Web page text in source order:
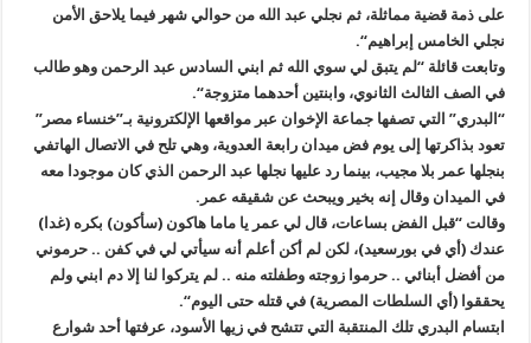
على ذمة قضية مماثلة، ثم نجلي عبد الله من حوالي شهر فيما يلاحق الأمن
نجلي الخامس إبراهيم“.
وتابعت قائلة “لم يتبق لي سوي الله ثم ابني السادس عبد الرحمن وهو طالب
في الصف الثالث الثانوي، وابنتين أحدهما متزوجة“.
“ البدري” التي تصفها جماعة الإخوان عبر مواقعها الإلكترونية بـ”خنساء مصر”
تعود بذاكرتها إلى يوم فض ميدان رابعة العدوية، وهي تلح في الاتصال الهاتفي
بنجلها عمر بلا مجيب، بينما رد عليها نجلها عبد الرحمن الذي كان موجودا معه
في الميدان وقال إنه بخير ويبحث عن شقيقه عمر .
وقالت “قبل الفض بساعات، قال لي عمر يا ماما هاكون (سأكون) بكره (غدا)
عندك(أي في بورسعيد)، لكن لم أكن أعلم أنه سيأتي لي في كفن .. حرموني
من أفضل أبنائي .. حرموا زوجته وطفلته منه .. لم يتركوا لنا إلا دم ابني ولم
يحققوا(أي السلطات المصرية) في قتله حتى اليوم“.
ابتسام البدري تلك المنتقبة التي تتشح في زيها الأسود، عرفتها أحد شوارع